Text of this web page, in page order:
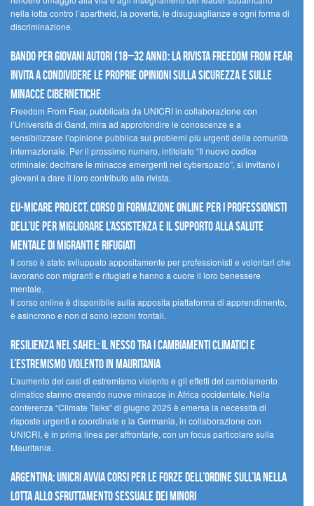
nella lotta contro l’apartheid, la povertà, le disuguaglianze e ogni forma di
discriminazione.
Bando per giovani autori (18–32 anni): la Rivista Freedom From Fear
invita a condividere le proprie opinioni sulla sicurezza e sulle
minacce cibernetiche
Freedom From Fear, pubblicata da UNICRI in collaborazione con
l’Università di Gand, mira ad approfondire le conoscenze e a
sensibilizzare l’opinione pubblica sui problemi più urgenti della comunità
internazionale. Per il prossimo numero, intitolato “Il nuovo codice
criminale: decifrare le minacce emergenti nel cyberspazio”, si invitano i
giovani a dare il loro contributo alla rivista.
EU-MiCare Project. Corso di formazione online per i professionisti
dell’UE per migliorare l’assistenza e il supporto alla salute
mentale di migranti e rifugiati
Il corso è stato sviluppato appositamente per professionisti e volontari che
lavorano con migranti e rifugiati e hanno a cuore il loro benessere
mentale.
Il corso online è disponibile sulla apposita piattaforma di apprendimento,
è asincrono e non ci sono lezioni frontali.
Resilienza nel Sahel: il nesso tra i cambiamenti climatici e
l’estremismo violento in Mauritania
L’aumento dei casi di estremismo violento e gli effetti del cambiamento
climatico stanno creando nuove minacce in Africa occidentale. Nella
conferenza “Climate Talks” di giugno 2025 è emersa la necessità di
risposte urgenti e coordinate e la Germania, in collaborazione con
UNICRI, è in prima linea per affrontarle, con un focus particolare sulla
Mauritania.
Argentina: UNICRI avvia corsi per le forze dell’ordine sull’IA nella
lotta allo sfruttamento sessuale dei minori